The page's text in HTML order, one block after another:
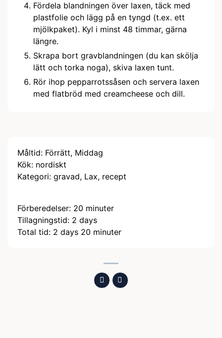
Fördela blandningen över laxen, täck med
plastfolie och lägg på en tyngd (t.ex. ett
mjölkpaket). Kyl i minst 48 timmar, gärna
längre.
Skrapa bort gravblandningen (du kan skölja
lätt och torka noga), skiva laxen tunt.
Rör ihop pepparrotssåsen och servera laxen
med flatbröd med creamcheese och dill.
Måltid: Förrätt, Middag
Kök: nordiskt
Kategori: gravad, Lax, recept
Förberedelser: 20 minuter
minuter
Tillagningstid: 2 days
days
Total tid: 2 days
days 20 minuter
minuter